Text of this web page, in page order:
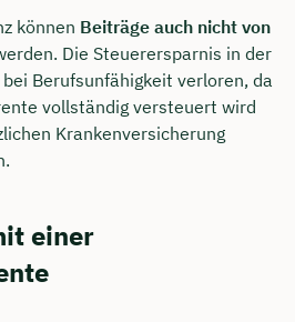
können Beiträge auch nicht von
Die Steuerersparnis in der
Berufsunfähigkeit verloren, da
vollständig versteuert wird
Krankenversicherung
einer